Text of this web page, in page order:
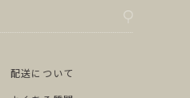
配送について